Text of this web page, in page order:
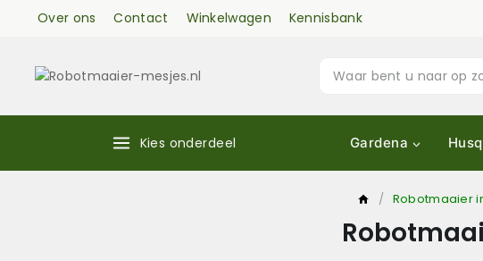
Over ons Contact Winkelwagen Kennisbank
Kies onderdeel Gardena
/ Robotmaaier